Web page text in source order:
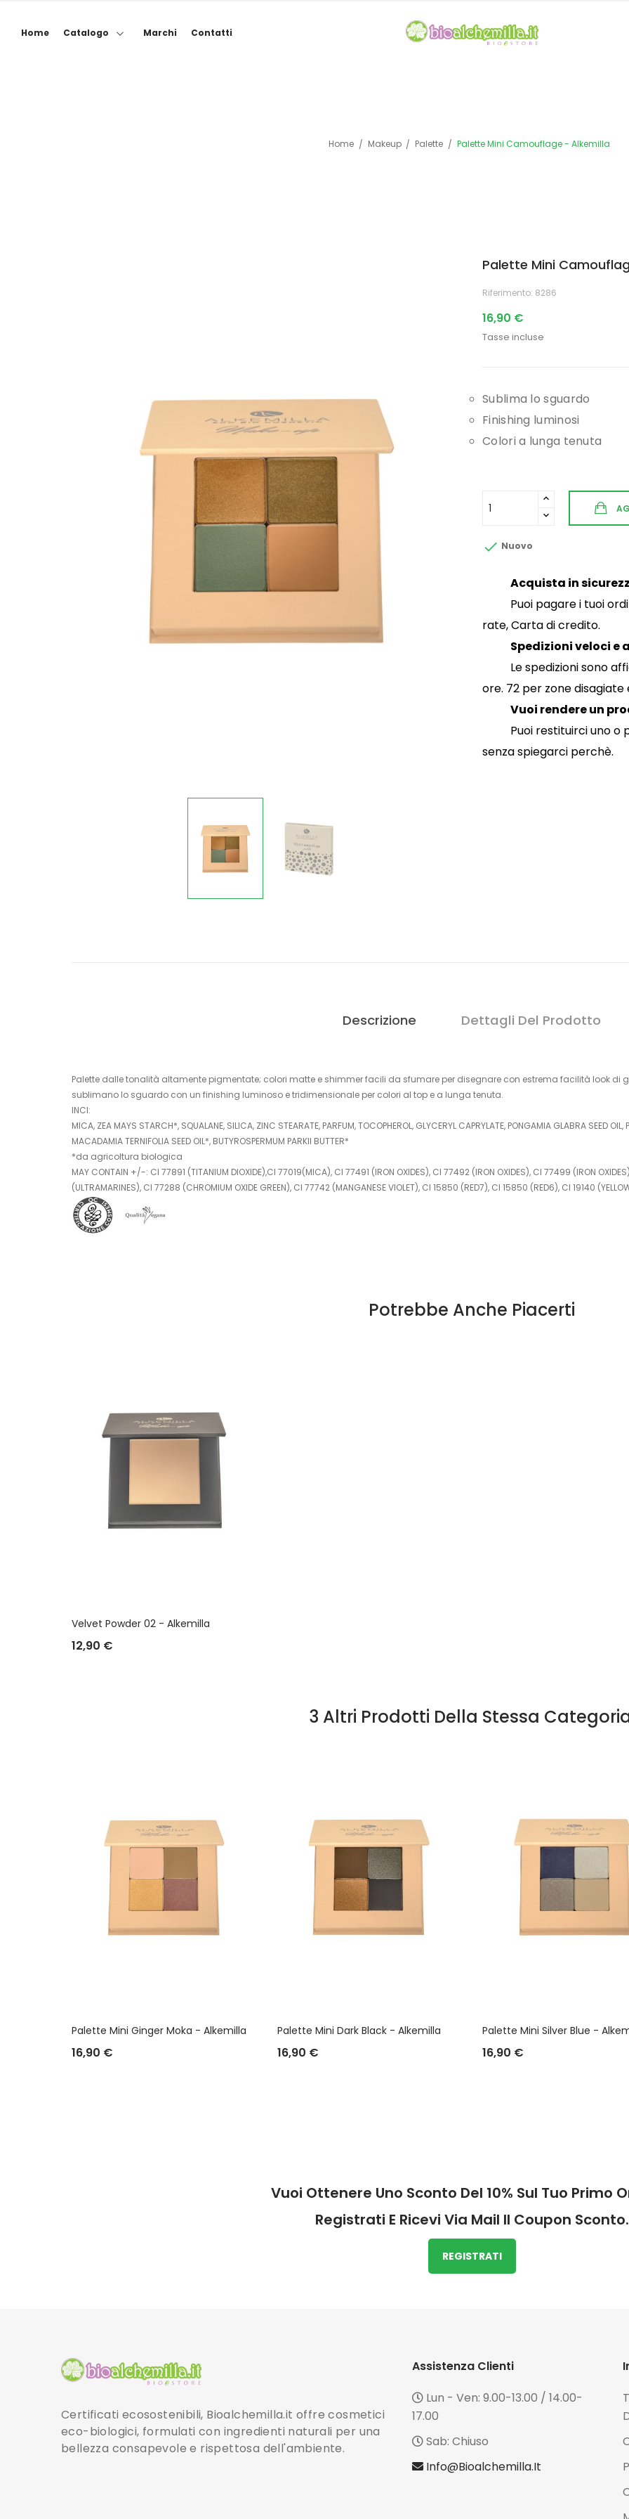
Home Catalogo Marchi Contatti
Home Makeup Palette Palette Mini Camouflage - Alkemilla
Palette Mini
Riferimento: 8286
16,90 €
Tasse incluse
Sublima lo sguardo
Finishing luminosi
Colori a lunga tenuta
 Nuovo
Acquista in
Puoi pagare i tuoi
rate, Carta di credito.
Spedizioni veloci e
Le spedizioni sono
ore. 72 per zone disagiate
Vuoi rendere un
Puoi restituirci uno o
senza spiegarci perchè.
Descrizione Dettagli Del Prodotto
Palette dalle tonalità altamente pigmentate; colori matte e shimmer facili da sfumare per disegnare con estrema facilità look di
sublimano lo sguardo con un finishing luminoso e tridimensionale per colori al top e a lunga tenuta.
INCI:
MICA, ZEA MAYS STARCH*, SQUALANE, SILICA, ZINC STEARATE, PARFUM, TOCOPHEROL, GLYCERYL CAPRYLATE, PONGAMIA GLABRA SEED
MACADAMIA TERNIFOLIA SEED OIL*, BUTYROSPERMUM PARKII BUTTER*
*da agricoltura biologica
MAY CONTAIN +/-: CI 77891 (TITANIUM DIOXIDE),CI 77019(MICA), CI 77491 (IRON OXIDES), CI 77492 (IRON OXIDES), CI 77499 (IRON
(ULTRAMARINES), CI 77288 (CHROMIUM OXIDE GREEN), CI 77742 (MANGANESE VIOLET), CI 15850 (RED7), CI 15850 (RED6), CI 19140
Potrebbe Anche Piacerti
Velvet Powder 02 - Alkemilla
12,90 €
3 Altri Prodotti Della Stessa
Palette Mini Ginger Moka - Alkemilla
16,90 €
Palette Mini Dark Black - Alkemilla
16,90 €
Palette Mini Silver Blue -
16,90 €
Vuoi Ottenere Uno Sconto Del 10% Sul Tuo Primo
Registrati E Ricevi Via Mail Il Coupon Sconto.
REGISTRATI
Certificati ecosostenibili, Bioalchemilla.it offre cosmetici
eco-biologici, formulati con ingredienti naturali per una
bellezza consapevole e rispettosa dell'ambiente.
Assistenza Clienti
Lun - Ven: 9.00-13.00 / 14.00-
17.00
Sab: Chiuso
Info@bioalchemilla.it